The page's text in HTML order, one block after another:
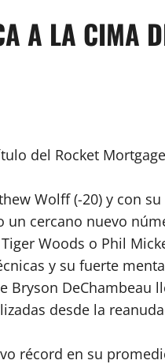
A LA CIMA
del Rocket
Wolff (-20) y con
un cercano nuevo
Woods o Phil
y su fuerte
DeChambeau
desde la
récord en su